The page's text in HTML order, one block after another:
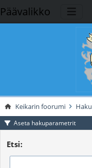
Päävalikko
Keikarin foorumi Haku
Aseta hakuparametrit
Etsi: